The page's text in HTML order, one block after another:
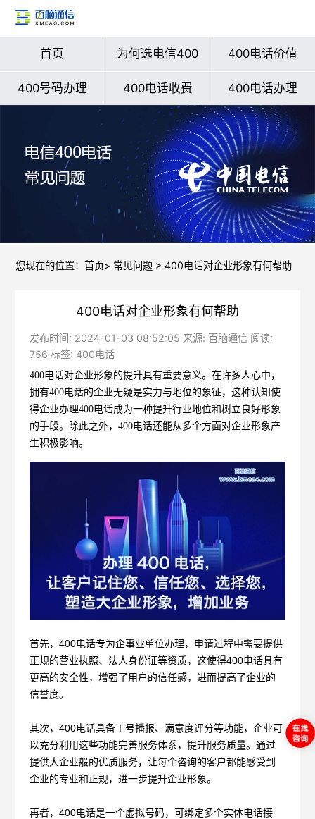
首页 为何选电信400 400电话价值
400号码办理 400电话收费 400电话办理
您现在的位置： 首页> 常见问题> 400电话对企业形象有何帮助
400电话对企业形象有何帮助
发布时间: 2024-01-03 08:52:05 来源: 百脑通信 阅读:
756 标签: 400电话
400电话对企业形象的提升具有重要意义。在许多人心中，
拥有400电话的企业无疑是实力与地位的象征，这种认知使
得企业办理400电话成为一种提升行业地位和树立良好形象
的手段。除此之外，400电话还能从多个方面对企业形象产
生积极影响。
首先，400电话专为企事业单位办理，申请过程中需要提供
正规的营业执照、法人身份证等资质，这使得400电话具有
更高的安全性，增强了用户的信任感，进而提高了企业的
信誉度。
其次，400电话具备工号播报、满意度评分等功能，企业可
以充分利用这些功能完善服务体系，提升服务质量。通过
提供大企业般的优质服务，让每个咨询的客户都能感受到
企业的专业和正规，进一步提升企业形象。
再者，400电话是一个虚拟号码，可绑定多个实体电话接